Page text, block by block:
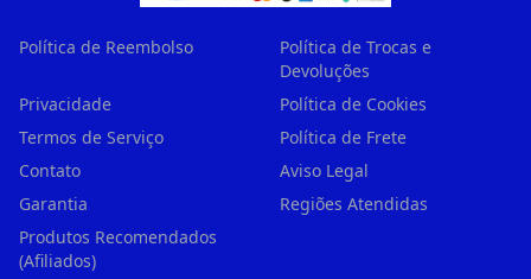
Política de Reembolso
Política de Trocas e
Devoluções
Privacidade
Política de Cookies
Termos de Serviço
Política de Frete
Contato
Aviso Legal
Garantia
Regiões Atendidas
Produtos Recomendados
(Afiliados)